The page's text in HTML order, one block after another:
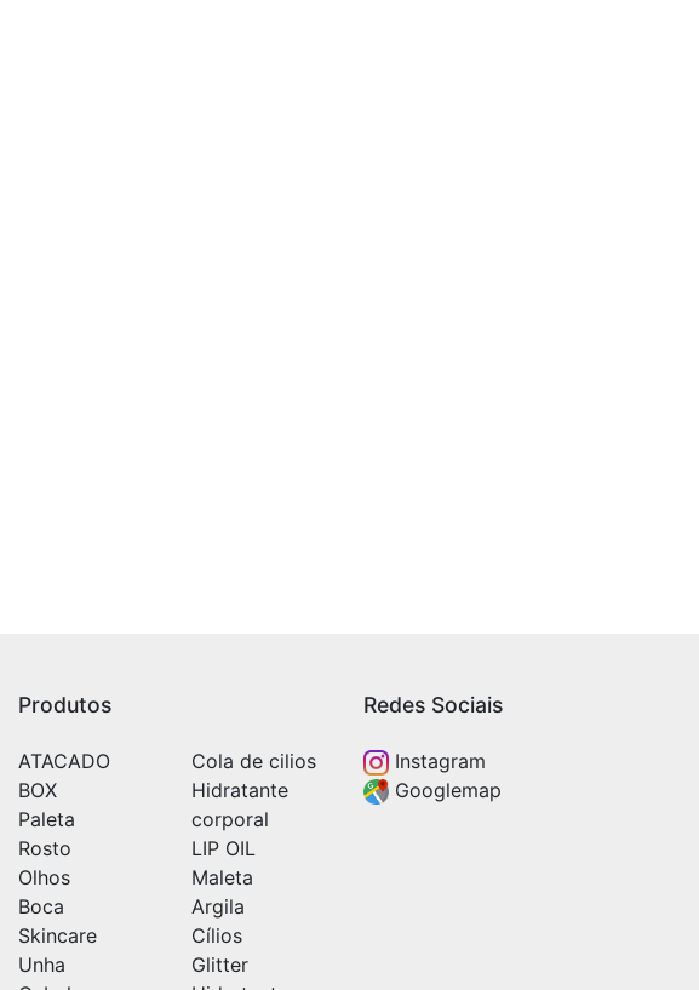
Produtos
ATACADO
BOX
Paleta
Rosto
Olhos
Boca
Skincare
Unha
Cola de cilios
Hidratante
corporal
LIP OIL
Maleta
Argila
Cílios
Glitter
Redes Sociais
Instagram
Googlemap